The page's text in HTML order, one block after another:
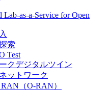
Lab-as-a-Service for Open
索
Test
クデジタルツイン
ットワーク
（O-RAN）